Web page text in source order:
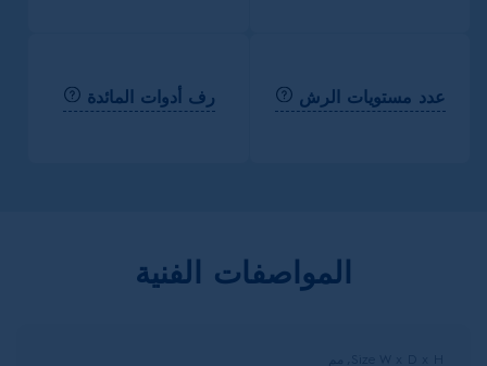
عدد مستويات الرش رف أدوات المائدة
المواصفات الفنية